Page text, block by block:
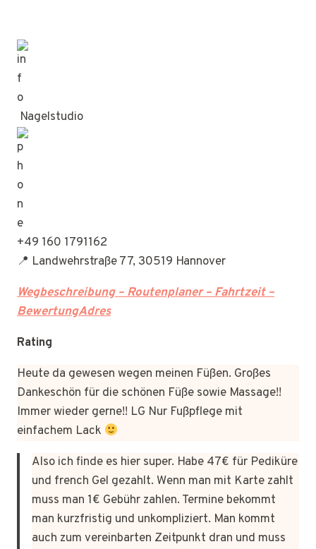
Nagelstudio
+49 160 1791162
📍 Landwehrstraße 77, 30519 Hannover
Wegbeschreibung – Routenplaner – Fahrtzeit –
BewertungAdres
Rating
Heute da gewesen wegen meinen Füßen. Großes
Dankeschön für die schönen Füße sowie Massage!!
Immer wieder gerne!! LG Nur Fußpflege mit
einfachem Lack
Also ich finde es hier super. Habe 47€ für Pediküre
und french Gel gezahlt. Wenn man mit Karte zahlt
muss man 1€ Gebühr zahlen. Termine bekommt
man kurzfristig und unkompliziert. Man kommt
auch zum vereinbarten Zeitpunkt dran und muss